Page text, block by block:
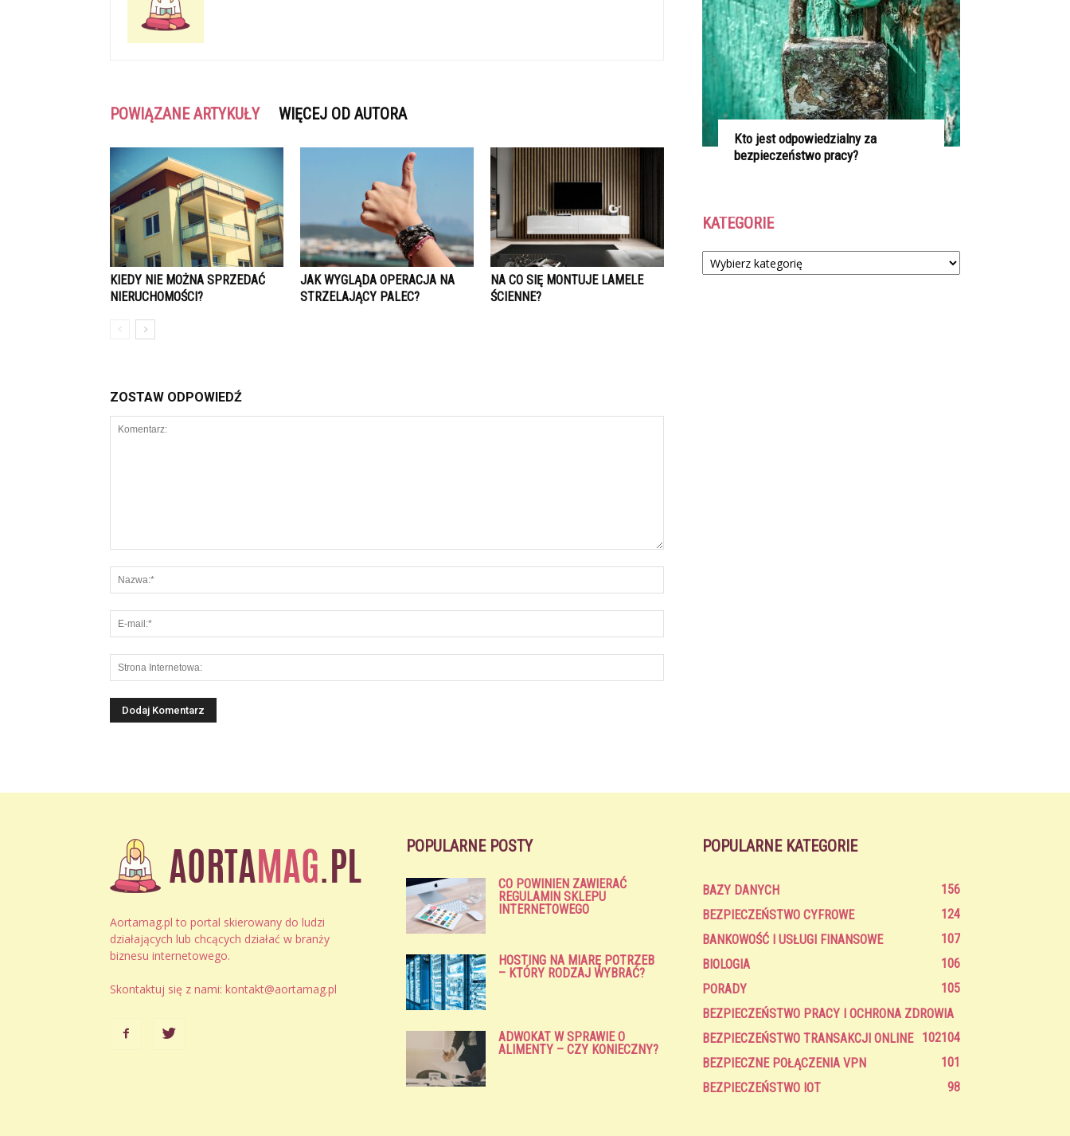
POWIĄZANE ARTYKUŁY WIĘCEJ OD AUTORA
KIEDY NIE MOŻNA SPRZEDAĆ
NIERUCHOMOŚCI?
JAK WYGLĄDA OPERACJA NA
STRZELAJĄCY PALEC?
NA CO SIĘ MONTUJE LAMELE
ŚCIENNE?
ZOSTAW ODPOWIEDŹ
Kto jest odpowiedzialny za
bezpieczeństwo pracy?
KATEGORIE
Kategorie
Aortamag.pl to portal skierowany do ludzi
działających lub chcących działać w branży
biznesu internetowego.
Skontaktuj się z nami: kontakt@aortamag.pl
POPULARNE POSTY
CO POWINIEN ZAWIERAĆ
REGULAMIN SKLEPU
INTERNETOWEGO
HOSTING NA MIARĘ POTRZEB
– KTÓRY RODZAJ WYBRAĆ?
ADWOKAT W SPRAWIE O
ALIMENTY – CZY KONIECZNY?
POPULARNE KATEGORIE
BAZY DANYCH
156
BEZPIECZEŃSTWO CYFROWE
124
BANKOWOŚĆ I USŁUGI FINANSOWE
107
BIOLOGIA
106
PORADY
105
BEZPIECZEŃSTWO PRACY I OCHRONA ZDROWIA
104
BEZPIECZEŃSTWO TRANSAKCJI ONLINE
102
BEZPIECZNE POŁĄCZENIA VPN
101
BEZPIECZEŃSTWO IOT
98